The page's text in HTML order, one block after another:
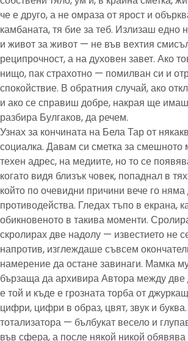
че е друго, а не омраза от ярост и
камбаната, тя бие за теб. Излизаш едно
и живот за живот — не във вехтия
реципрочност, а на духовен завет. Ако
нищо, пак страхотно — помилван си и
спокойствие. В обратния случай, ако
и ако се справиш добре, накрая ще имаш
разбира Булгаков, да речем.
Узнах за кончината на Бела Тар от
социалка. Давам си сметка за смешното
техен адрес, на медиите, но то се
когато видя близък човек, попаднал в
който по очевидни причини вече го няма
противодейства. Гледах тъпо в екрана,
обикновеното в такива моменти.
скролирах две надолу — известието не
напротив, изглеждаше съвсем
намерение да остане завинаги. Мамка
бързаща да архивира Автора между
е той и къде е грозната торба от
цифри, цифри в образ, цвят, звук и
тотализатора — бълбукат весело и
във сфера, а после някой никой